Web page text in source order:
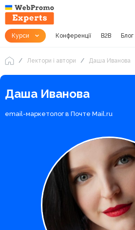
Курси Конференції B2B Блог
Лектори і автори Даша Иванова
Даша Иванова
email-маркетолог в Почте Mail.ru